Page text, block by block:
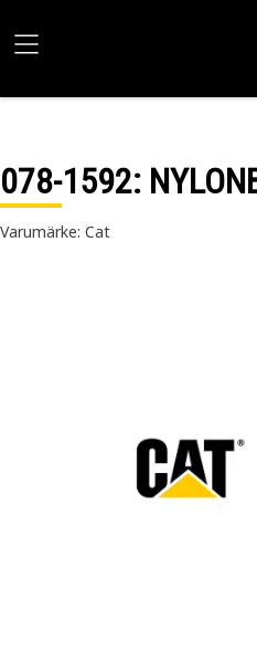
078-1592:
Varumärke: Cat